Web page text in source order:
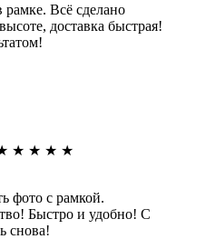
рамке. Всё сделано
доставка быстрая!
★ ★ ★ ★
фото с рамкой.
Быстро и удобно! С
снова!